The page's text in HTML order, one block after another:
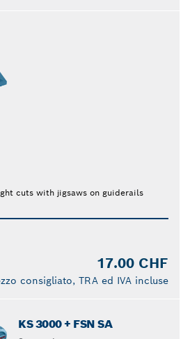
cuts with jigsaws on guiderails
17.00 CHF
consigliato, TRA ed IVA incluse
KS 3000 + FSN SA